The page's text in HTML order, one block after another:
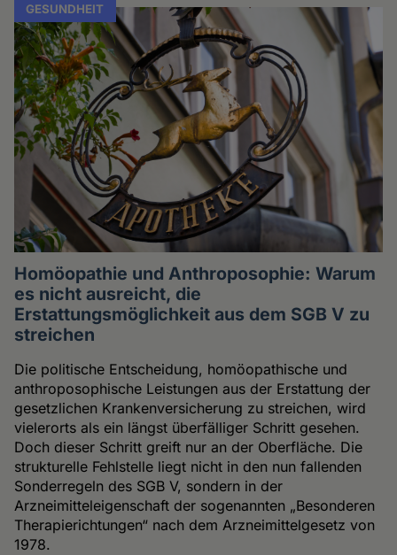
GESUNDHEIT
Homöopathie und Anthroposophie: Warum
es nicht ausreicht, die
Erstattungsmöglichkeit aus dem SGB V zu
streichen
Die politische Entscheidung, homöopathische und
anthroposophische Leistungen aus der Erstattung der
gesetzlichen Krankenversicherung zu streichen, wird
vielerorts als ein längst überfälliger Schritt gesehen.
Doch dieser Schritt greift nur an der Oberfläche. Die
strukturelle Fehlstelle liegt nicht in den nun fallenden
Sonderregeln des SGB V, sondern in der
Arzneimitteleigenschaft der sogenannten „Besonderen
Therapierichtungen“ nach dem Arzneimittelgesetz von
1978.